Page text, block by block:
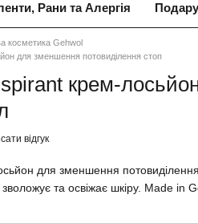
Рани та Алергія
косметика Gehwol
для зменшення потовиділення стоп
крем-
відгук
для зменшення
та освіжає шкіру. Made in